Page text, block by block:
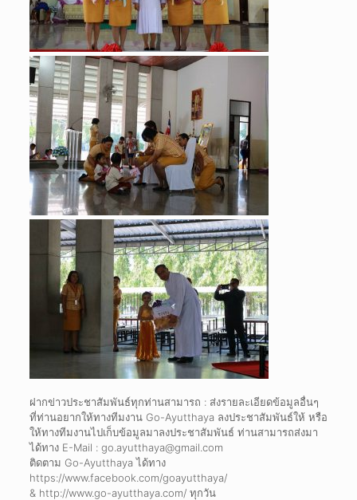
ฝากข่าวประชาสัมพันธ์ทุกท่านสามารถ : ส่งรายละเอียดข้อมูลอื่นๆ
ที่ท่านอยากให้ทางทีมงาน Go-Ayutthaya ลงประชาสัมพันธ์ให้ หรือ
ให้ทางทีมงานไปเก็บข้อมูลมาลงประชาสัมพันธ์ ท่านสามารถส่งมา
ได้ทาง E-Mail : go.ayutthaya@gmail.com
ติดตาม Go-Ayutthaya ได้ทาง
https://www.facebook.com/goayutthaya/
& http://www.go-ayutthaya.com/ ทุกวัน